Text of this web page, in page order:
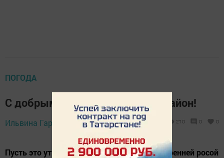
ПОГОДА
С добрым утром, Ютазинский район!
Ильвина Гараева, 19 июня 2026 - 07:02 210 0 0
Пусть это утро пахнет свежестью полей, утренней росой